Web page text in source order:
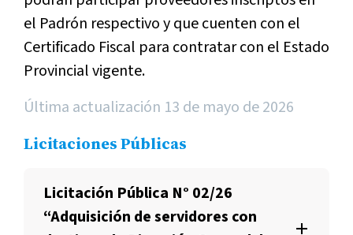
el Padrón respectivo y que cuenten con el
Certificado Fiscal para contratar con el Estado
Provincial vigente.
Última actualización 13 de mayo de 2026
Licitaciones Públicas
Licitación Pública N° 02/26
“Adquisición de servidores con